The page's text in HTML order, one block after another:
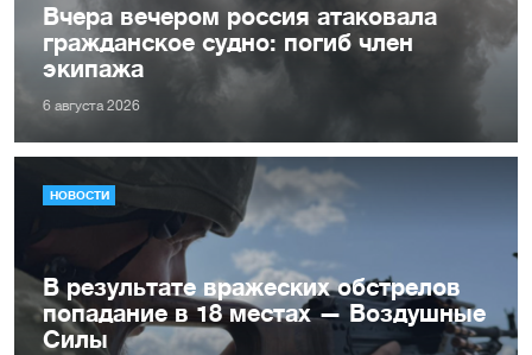
Вчера вечером россия атаковала
гражданское судно: погиб член
экипажа
6 августа 2026
НОВОСТИ
В результате вражеских обстрелов
попадание в 18 местах — Воздушные
Силы